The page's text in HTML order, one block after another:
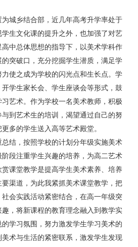
乡结合部，近几年高考升学率处于
生文化课的提升之外，也加强了对艺
中总体思想的指导下，以美术学科作
突破口，充分挖掘学生潜质，满足学
使之成为学校的闪光点和生长点。学
学生家长会、学生座谈会等形式，鼓
艺术。作为学校一名美术教师，积极
到艺术生的培训，渴望通过自己的努
多的学生送入高等艺术殿堂。
，按照学校的计划分年级实施美术
段注重学生兴趣的培养，为高二艺术
课堂教学是提高学生美术素养、培养
渠道，为此我紧抓美术课堂教学，把
会实践活动紧密结合，在高一年级突
，将新课程的教育理念融入到教学实
学习氛围，努力激发学生学习美术的
术与生活的紧密联系，激发学生发现